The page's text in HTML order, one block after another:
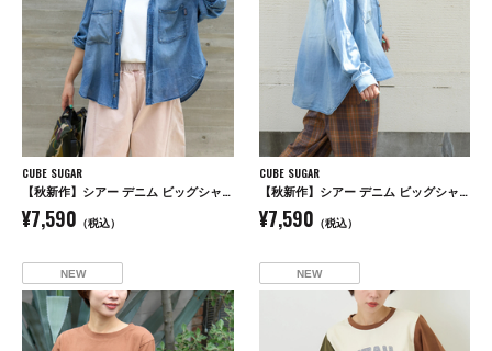
CUBE SUGAR
【秋新作】シアー デニム ビッグシャツ
¥7,590 （税込）
CUBE SUGAR
【秋新作】シアー デニム ビッグシャツ
¥7,590 （税込）
NEW NEW